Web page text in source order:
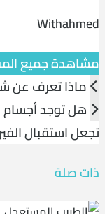
Withahmed
مشاهدة جميع
ماذا تعرف عن
هل توجد أجسام
تجعل استقبال
ذات صلة